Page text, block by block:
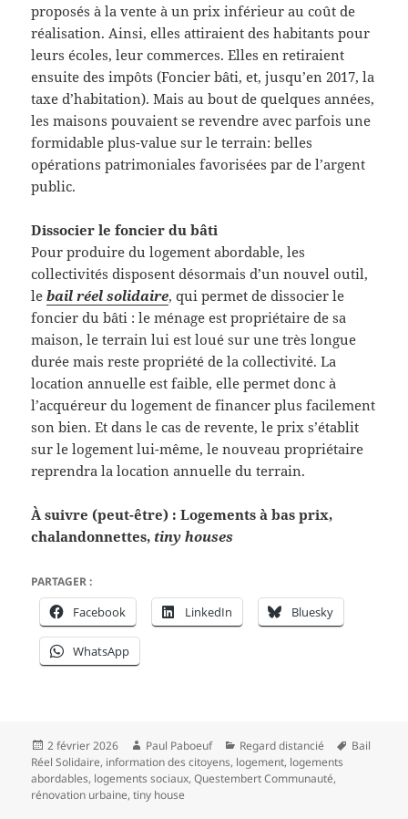
proposés à la vente à un prix inférieur au coût de
réalisation. Ainsi, elles attiraient des habitants pour
leurs écoles, leur commerces. Elles en retiraient
ensuite des impôts (Foncier bâti, et, jusqu’en 2017, la
taxe d’habitation). Mais au bout de quelques années,
les maisons pouvaient se revendre avec parfois une
formidable plus-value sur le terrain: belles
opérations patrimoniales favorisées par de l’argent
public.
Dissocier le foncier du bâti
Pour produire du logement abordable, les
collectivités disposent désormais d’un nouvel outil,
lebail réel solidaire, qui permet de dissocier le
foncier du bâti : le ménage est propriétaire de sa
maison, le terrain lui est loué sur une très longue
durée mais reste propriété de la collectivité. La
location annuelle est faible, elle permet donc à
l’acquéreur du logement de financer plus facilement
son bien. Et dans le cas de revente, le prix s’établit
sur le logement lui-même, le nouveau propriétaire
reprendra la location annuelle du terrain.
À suivre (peut-être) : Logements à bas prix,
chalandonnettes, tiny houses
PARTAGER :
Facebook LinkedIn Bluesky
WhatsApp
Publié
le
2 février 2026 Auteur
Paul Paboeuf Catégories
Regard distancié
Mots-
Bail
Réel Solidaire, information des citoyens, logement, logements
abordables, logements sociaux,Questembert Communauté,
rénovation urbaine,tiny house